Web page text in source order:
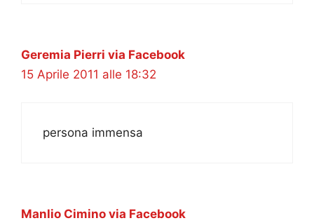
Geremia Pierri via Facebook
15 Aprile 2011 alle 18:32
persona immensa
Manlio Cimino via Facebook